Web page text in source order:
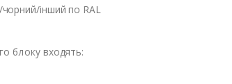
інший по RAL
блоку входять: